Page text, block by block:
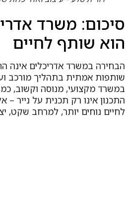
משרד
שותף לחיים
במשרד אדריכלים אינה
אמתית בתהליך מורכב
מקצועי, מנוסה וקשוב, כמו
אינו רק תכנית על נייר – אלא
נוחים יותר, למרחב שקט,